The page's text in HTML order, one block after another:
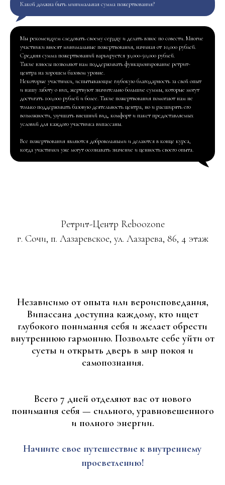
Какой должна быть минимальная сумма пожертвования?
Мы рекомендуем следовать своему сердцу и делать взнос по совести. Многие
участники вносят минимальные пожертвования, начиная от 10,000 рублей.
Средняя сумма пожертвований варьируется 30,000-50,000 рублей.
Такие взносы позволяют нам поддерживать функционирование ретрит-
центра на хорошем базовом уровне.
Некоторые участники, испытывающие глубокую благодарность за свой опыт
и нашу заботу о них, жертвуют значительно большие суммы, которые могут
достигать 100,000 рублей и более. Такие пожертвования помогают нам не
только поддерживать базовую деятельность центра, но и расширять его
возможности, улучшать внешний вид, комфорт и пакет предоставляемых
условий для каждого участника випассаны.
Все пожертвования являются добровольными и делаются в конце курса,
когда участники уже могут осознавать значение и ценность своего опыта.
Ретрит-Центр Reboozone
г. Сочи, п. Лазаревское, ул. Лазарева, 86, 4 этаж
Независимо от опыта или вероисповедания,
Випассана доступна каждому, кто ищет
глубокого понимания себя и желает обрести
внутреннюю гармонию. Позвольте себе уйти от
суеты и открыть дверь в мир покоя и
самопознания.
Всего 7 дней отделяют вас от нового
понимания себя — сильного, уравновешенного
и полного энергии.
Начните свое путешествие к внутреннему
просветлению!